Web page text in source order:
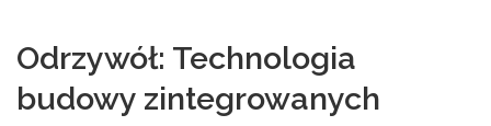
KONTAKT
Odrzywół: Technologia
budowy zintegrowanych